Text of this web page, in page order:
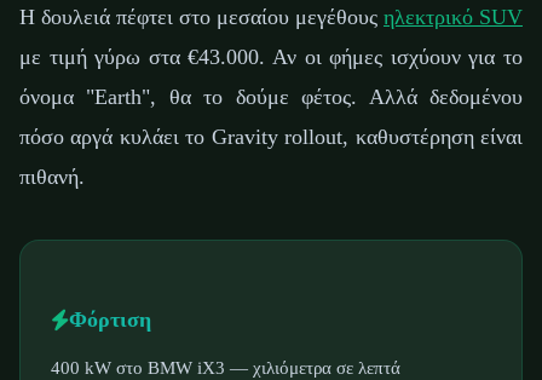
Η δουλειά πέφτει στο μεσαίου μεγέθους ηλεκτρικό SUV
με τιμή γύρω στα €43.000. Αν οι φήμες ισχύουν για το
όνομα "Earth", θα το δούμε φέτος. Αλλά δεδομένου
πόσο αργά κυλάει το Gravity rollout, καθυστέρηση είναι
πιθανή.
Φόρτιση
400 kW στο BMW iX3 — χιλιόμετρα σε λεπτά